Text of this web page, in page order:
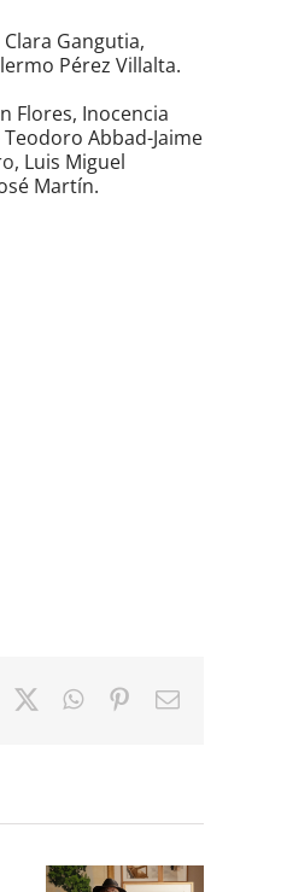
Gangutia,
Pérez Villalta.
Flores, Inocencia
Teodoro Abbad-Jaime
, Luis Miguel
Martín.
FacebookWhatsApp
PinterestCorreo
«José